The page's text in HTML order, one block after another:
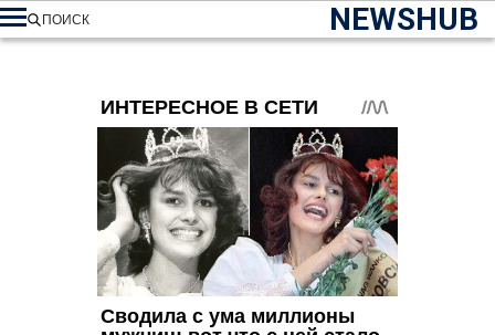
NEWSHUB
ПОИСК